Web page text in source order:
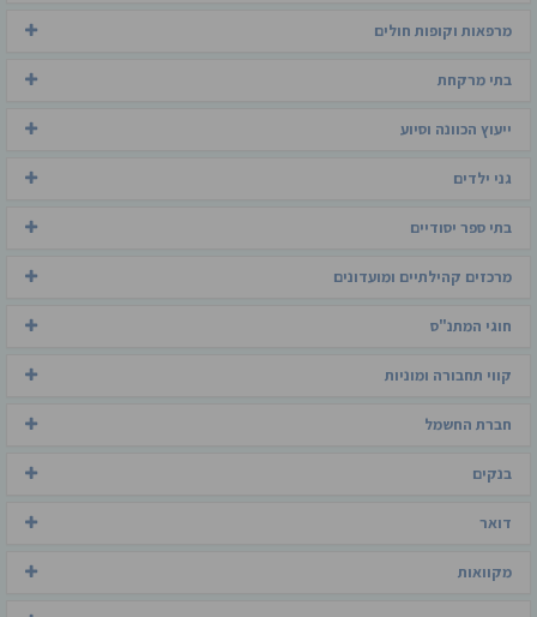
מרפאות וקופות חולים
בתי מרקחת
ייעוץ הכוונה וסיוע
גני ילדים
בתי ספר יסודיים
מרכזים קהילתיים ומועדונים
חוגי המתנ"ס
קווי תחבורה ומוניות
חברת החשמל
בנקים
דואר
מקוואות